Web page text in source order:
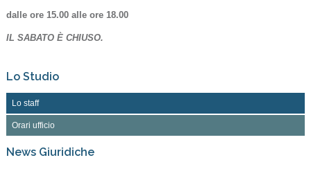
dalle ore 15.00 alle ore 18.00
IL SABATO È CHIUSO.
Lo Studio
Lo staff
Orari ufficio
News Giuridiche